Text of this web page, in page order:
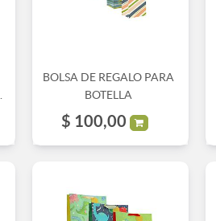
BOLSA DE REGALO PARA
BOTELLA
$ 100,00